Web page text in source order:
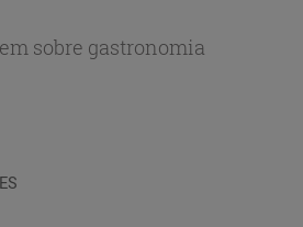
sobre gastronomia